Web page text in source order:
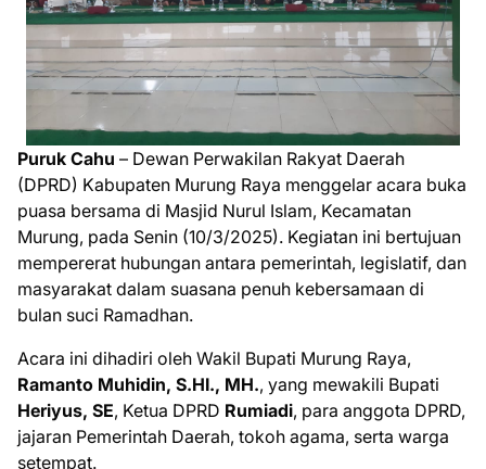
Puruk Cahu – Dewan Perwakilan Rakyat Daerah
(DPRD) Kabupaten Murung Raya menggelar acara buka
puasa bersama di Masjid Nurul Islam, Kecamatan
Murung, pada Senin (10/3/2025). Kegiatan ini bertujuan
mempererat hubungan antara pemerintah, legislatif, dan
masyarakat dalam suasana penuh kebersamaan di
bulan suci Ramadhan.
Acara ini dihadiri oleh Wakil Bupati Murung Raya,
Ramanto Muhidin, S.HI., MH., yang mewakili Bupati
Heriyus, SE, Ketua DPRD Rumiadi, para anggota DPRD,
jajaran Pemerintah Daerah, tokoh agama, serta warga
setempat.